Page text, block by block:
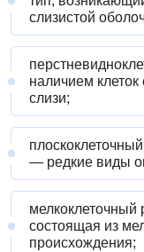
слизистой
наличием
слизи;
— редкие виды
состоящая из
происхождения;